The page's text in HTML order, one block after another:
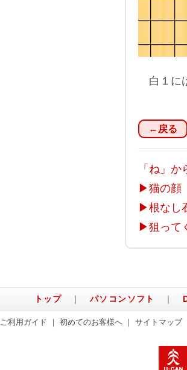
白１に
←戻る
「ね」
▶猫の顔
▶根なし
▶狙って
トップ ｜ パソコンソフト ｜
ご利用ガイド ｜初めてのお客様へ ｜サイトマップ